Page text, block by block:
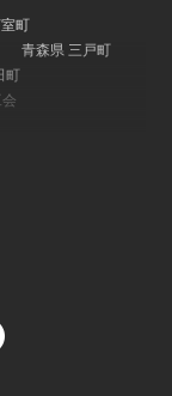
町
青森県 三戸町
町